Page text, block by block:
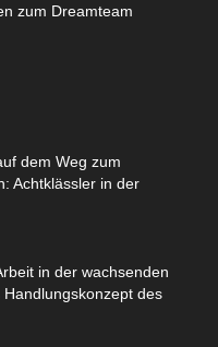
zum Dreamteam
dem Weg zum
Achtklässler in der
in der wachsenden
des